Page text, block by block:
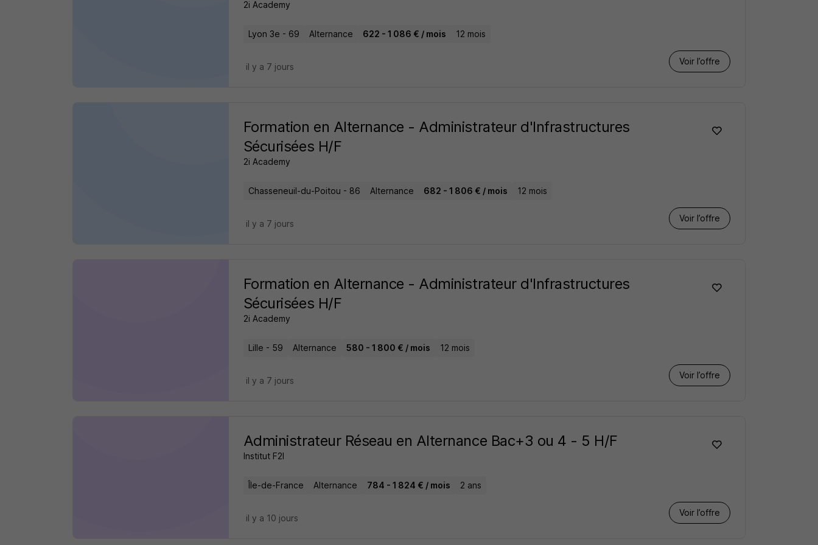
2i Academy
Lyon 3e - 69 Alternance 622 - 1 086 € / mois 12 mois
Voir l’offre
il y a 7 jours
Formation en Alternance - Administrateur d'Infrastructures
Sécurisées H/F
2i Academy
Chasseneuil-du-Poitou - 86 Alternance 682 - 1 806 € / mois 12 mois
Voir l’offre
il y a 7 jours
Formation en Alternance - Administrateur d'Infrastructures
Sécurisées H/F
2i Academy
Lille - 59 Alternance 580 - 1 800 € / mois 12 mois
Voir l’offre
il y a 7 jours
Administrateur Réseau en Alternance Bac+3 ou 4 - 5 H/F
Institut F2I
Île-de-France Alternance 784 - 1 824 € / mois 2 ans
Voir l’offre
il y a 10 jours